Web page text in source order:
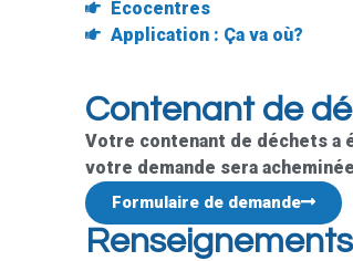
Écocentres
Application : Ça va où?
Contenant de
Votre contenant de déchets a
votre demande sera
Formulaire de demande
Renseignements